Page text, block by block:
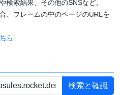
検索結果、その他のSNSなど。
、フレームの中のページのURLを
ら